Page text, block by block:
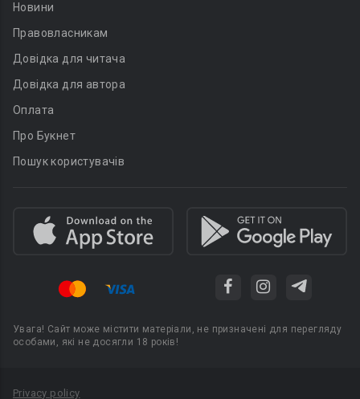
Новини
Правовласникам
Довідка для читача
Довідка для автора
Оплата
Про Букнет
Пошук користувачів
Увага! Сайт може містити матеріали, не призначені для перегляду
особами, які не досягли 18 років!
Privacy policy